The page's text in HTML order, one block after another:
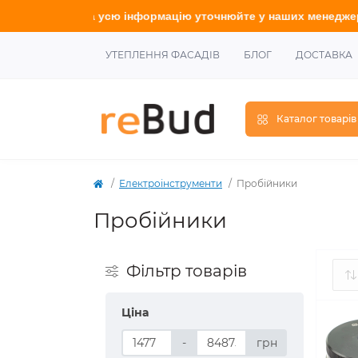
у наших менеджерів.
УТЕПЛЕННЯ ФАСАДІВ БЛОГ ДОСТАВКА
Каталог товарів
Електроінструменти Пробійники
Пробійники
Фільтр товарів
Ціна
- грн